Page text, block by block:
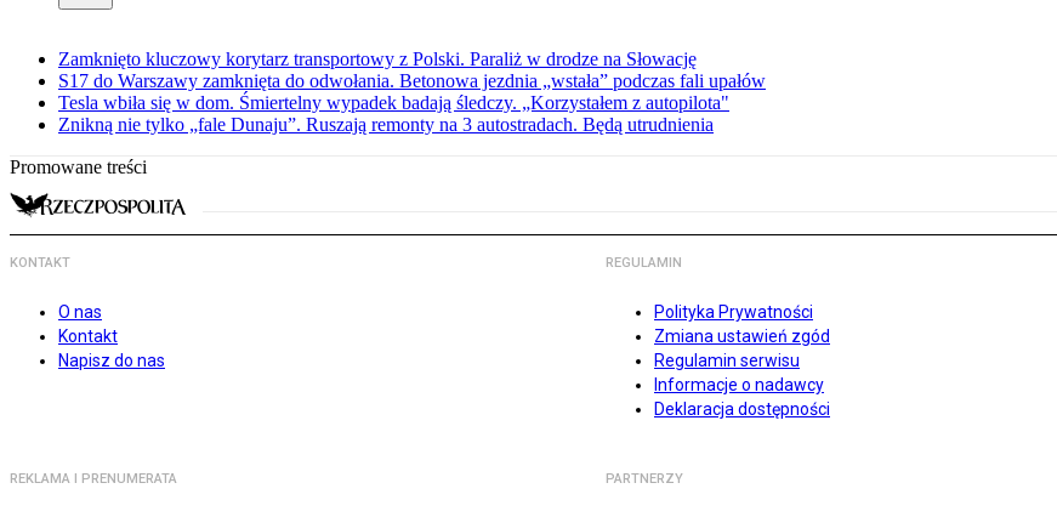
Zamknięto kluczowy korytarz transportowy z Polski. Paraliż w drodze na Słowację
S17 do Warszawy zamknięta do odwołania. Betonowa jezdnia „wstała” podczas fali upałów
Tesla wbiła się w dom. Śmiertelny wypadek badają śledczy. „Korzystałem z autopilota"
Znikną nie tylko „fale Dunaju”. Ruszają remonty na 3 autostradach. Będą utrudnienia
Promowane treści
KONTAKT
O nas
Kontakt
Napisz do nas
REGULAMIN
Polityka Prywatności
Zmiana ustawień zgód
Regulamin serwisu
Informacje o nadawcy
Deklaracja dostępności
REKLAMA I PRENUMERATA PARTNERZY